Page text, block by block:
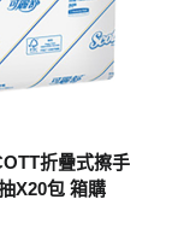
折疊式擦手
X20包 箱購